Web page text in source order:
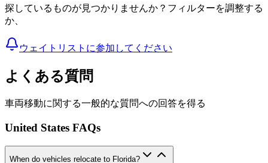
探しているものが見つかりませんか？フィルターを調整する
か、
ウェイトリストに参加してください
よくある質問
車両移動に関する一般的な質問への回答を得る
United States FAQs
When do vehicles relocate to Florida?